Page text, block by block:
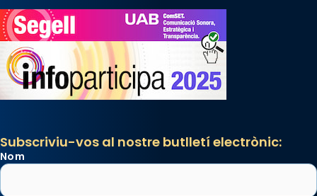
Subscriviu-vos al nostre butlletí electrònic:
Nom